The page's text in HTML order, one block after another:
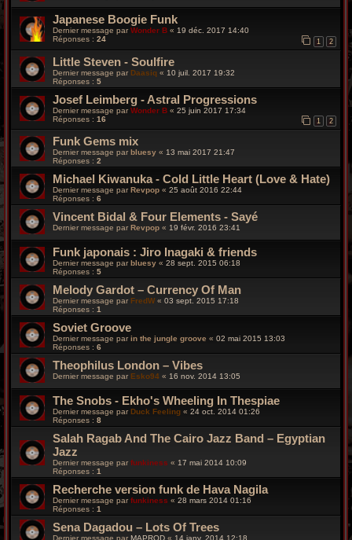
Japanese Boogie Funk
Dernier message parWonder B « 19 déc. 2017 14:40
Réponses : 24 1 2
Little Steven - Soulfire
Dernier message par Daasiq « 10 juil. 2017 19:32
Réponses : 5
Josef Leimberg ‎- Astral Progressions
Dernier message parWonder B « 25 juin 2017 17:34
Réponses : 16 1 2
Funk Gems mix
Dernier message par bluesy « 13 mai 2017 21:47
Réponses : 2
Michael Kiwanuka - Cold Little Heart (Love & Hate)
Dernier message parRevpop « 25 août 2016 22:44
Réponses : 6
Vincent Bidal & Four Elements - Sayé
Dernier message par Revpop « 19 févr. 2016 23:41
Funk japonais : Jiro Inagaki & friends
Dernier message parbluesy « 28 sept. 2015 06:18
Réponses : 5
Melody Gardot ‎– Currency Of Man
Dernier message par FredW « 03 sept. 2015 17:18
Réponses : 1
Soviet Groove
Dernier message parin the jungle groove « 02 mai 2015 13:03
Réponses : 6
Theophilus London – Vibes
Dernier message par Esko94 « 16 nov. 2014 13:05
The Snobs - Ekho's Wheeling In Thespiae
Dernier message parDuck Feeling « 24 oct. 2014 01:26
Réponses : 8
Salah Ragab And The Cairo Jazz Band – Egyptian
Jazz
Dernier message par funkiness « 17 mai 2014 10:09
Réponses : 1
Recherche version funk de Hava Nagila
Dernier message parfunkiness « 28 mars 2014 01:16
Réponses : 1
Sena Dagadou – Lots Of Trees
Dernier message par MAPROD « 14 janv. 2014 12:18